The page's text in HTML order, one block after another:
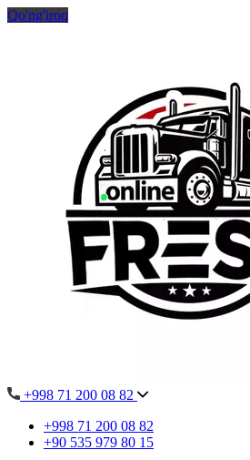
Qo'ng'iroq
+998 71 200 08 82
+998 71 200 08 82
+90 535 979 80 15